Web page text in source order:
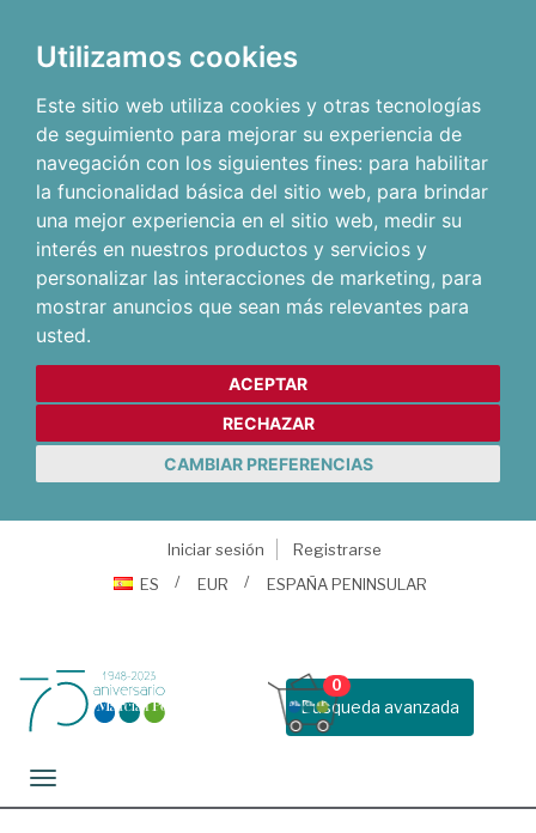
Utilizamos cookies
Este sitio web utiliza cookies y otras tecnologías
de seguimiento para mejorar su experiencia de
navegación con los siguientes fines: para habilitar
la funcionalidad básica del sitio web, para brindar
una mejor experiencia en el sitio web, medir su
interés en nuestros productos y servicios y
personalizar las interacciones de marketing, para
mostrar anuncios que sean más relevantes para
usted.
ACEPTAR
RECHAZAR
CAMBIAR PREFERENCIAS
Iniciar sesión
Registrarse
ES
EUR ESPAÑA PENINSULAR
Busqueda avanzada
0
Toggle navigation